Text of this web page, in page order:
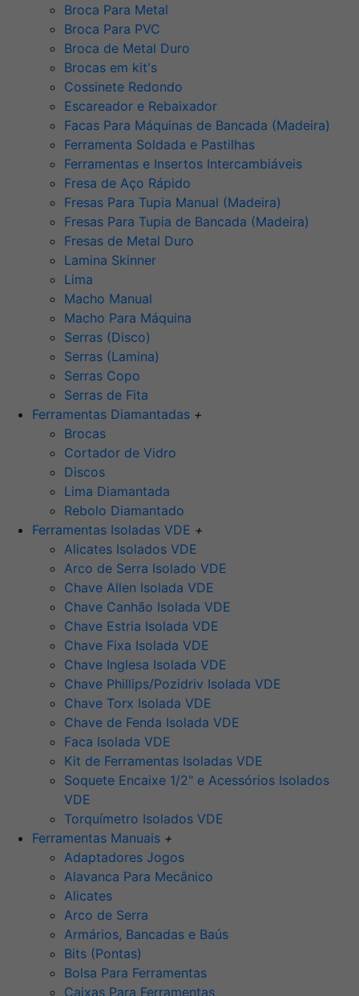
Broca Para Metal
Broca Para PVC
Broca de Metal Duro
Brocas em kit's
Cossinete Redondo
Escareador e Rebaixador
Facas Para Máquinas de Bancada (Madeira)
Ferramenta Soldada e Pastilhas
Ferramentas e Insertos Intercambiáveis
Fresa de Aço Rápido
Fresas Para Tupia Manual (Madeira)
Fresas Para Tupia de Bancada (Madeira)
Fresas de Metal Duro
Lamina Skinner
Lima
Macho Manual
Macho Para Máquina
Serras (Disco)
Serras (Lamina)
Serras Copo
Serras de Fita
Ferramentas Diamantadas +
Brocas
Cortador de Vidro
Discos
Lima Diamantada
Rebolo Diamantado
Ferramentas Isoladas VDE +
Alicates Isolados VDE
Arco de Serra Isolado VDE
Chave Allen Isolada VDE
Chave Canhão Isolada VDE
Chave Estria Isolada VDE
Chave Fixa Isolada VDE
Chave Inglesa Isolada VDE
Chave Phillips/Pozidriv Isolada VDE
Chave Torx Isolada VDE
Chave de Fenda Isolada VDE
Faca Isolada VDE
Kit de Ferramentas Isoladas VDE
Soquete Encaixe 1/2" e Acessórios Isolados
VDE
Torquímetro Isolados VDE
Ferramentas Manuais +
Adaptadores Jogos
Alavanca Para Mecânico
Alicates
Arco de Serra
Armários, Bancadas e Baús
Bits (Pontas)
Bolsa Para Ferramentas
Caixas Para Ferramentas